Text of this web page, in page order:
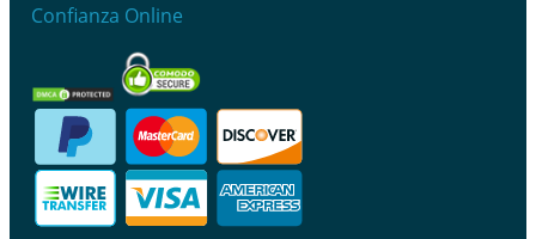
Confianza Online